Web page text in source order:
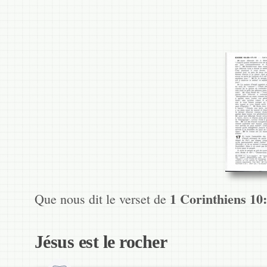
Que nous dit le verset de 1 Corinthiens
Jésus est le rocher